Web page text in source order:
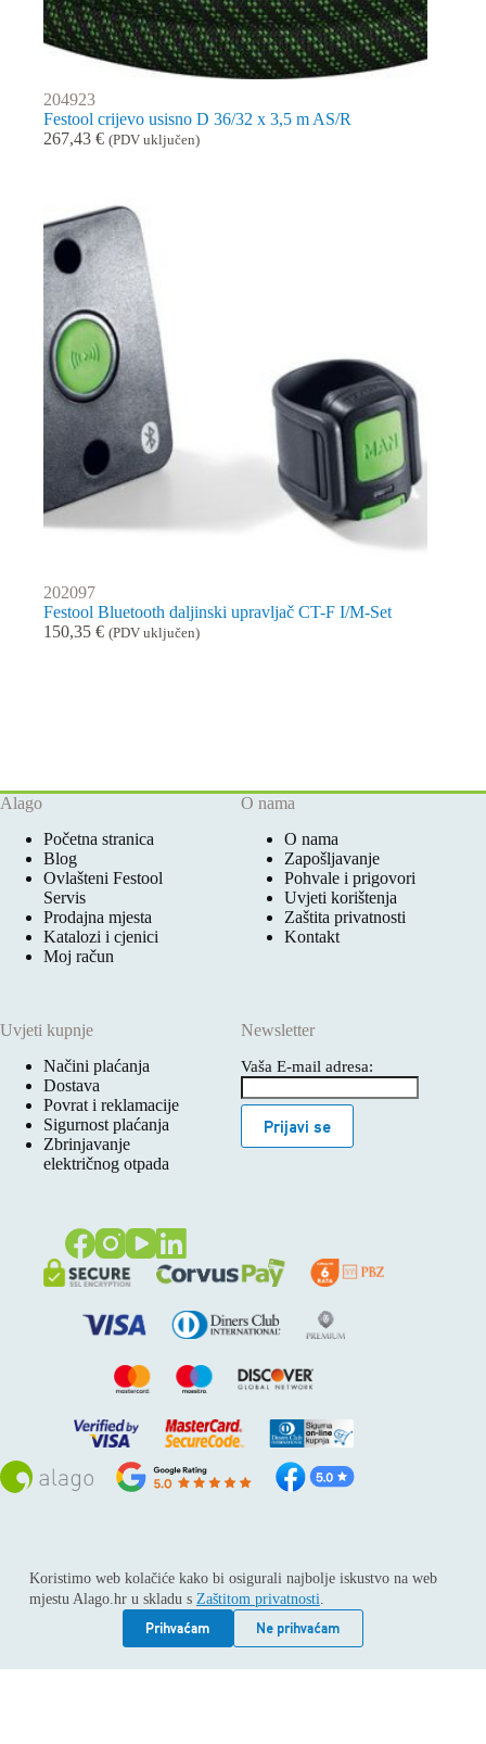
Koristimo web kolačiće kako bi osigurali najbolje iskustvo na web
mjestu Alago.hr u skladu s Zaštitom privatnosti.
Prihvaćam
Ne prihvaćam
204923
Festool crijevo usisno D 36/32 x 3,5 m AS/R
267,43 € (PDV uključen)
202097
Festool Bluetooth daljinski upravljač CT-F I/M-Set
150,35 € (PDV uključen)
Alago
Početna stranica
Blog
Ovlašteni Festool
Servis
Prodajna mjesta
Katalozi i cjenici
Moj račun
O nama
O nama
Zapošljavanje
Pohvale i prigovori
Uvjeti korištenja
Zaštita privatnosti
Kontakt
Uvjeti kupnje
Načini plaćanja
Dostava
Povrat i reklamacije
Sigurnost plaćanja
Zbrinjavanje
električnog otpada
Newsletter
Vaša E-mail adresa:
Prijavi se
Sva prava pridržana © 2026
Alago
ALAGO d.o.o. trgovina, usluge i zastupanje stranih tvrtki /
Adresa: Horvati 112, 10436 Rakov potok / Telefon: +385 1
6539 392 / E-mail: kontakt@alago.hr / Podaci o subjektu:
Subjekt je upisan kod Trgovačkog suda u Zagrebu pod
reg.uloškom broj 1-53420. / MBS: 080046630 / OIB: